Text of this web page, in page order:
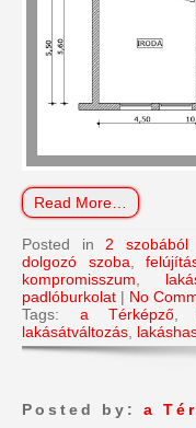
Read More…
Posted in 2 szobából
dolgozó szoba ,
kompromisszum
padlóburkolat | No
Tags: a Térképző
lakásátváltozás
Posted by: a